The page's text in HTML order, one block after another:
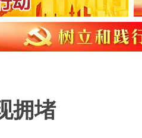
拥堵